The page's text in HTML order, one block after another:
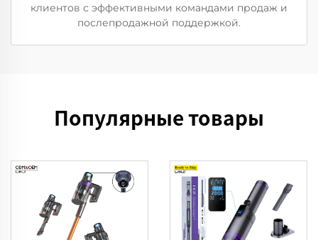
клиентов с эффективными командами продаж и
послепродажной поддержкой.
Популярные товары